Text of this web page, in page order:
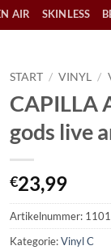
AIR SKINLESS
START / VINYL /
CAPILLA
gods live
€23,99
Artikelnummer:
Kategorie:Vinyl C